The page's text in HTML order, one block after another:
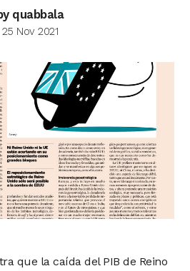
quabbala
25 Nov 2021
que la caída del PIB de Reino